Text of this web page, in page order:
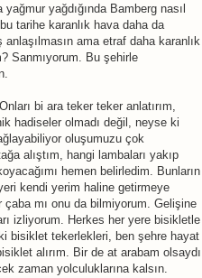
yağdığında Bamberg nasıl
tarihe karanlık hava daha da
ama etraf daha karanlık
Sanmıyorum. Bu şehirle
bi ara teker teker anlatırım,
hadiseler olmadı değil, neyse ki
oluşumuzu çok
alıştım, hangi lambaları yakıp
hemen belirledim. Bunların
kendi yerim haline getirmeye
mı onu da bilmiyorum. Gelişine
izliyorum. Herkes her yere bisikletle
bisiklet tekerlekleri, ben şehre hayat
alırım. Bir de at arabam olsaydı
zaman yolculuklarına kalsın.